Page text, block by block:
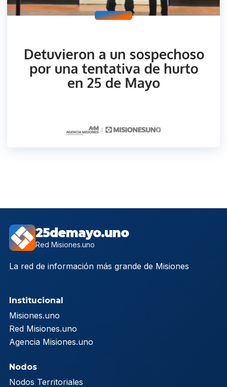
25demayo.uno
Red Misiones.uno
La red de información más grande de Misiones
Institucional
Misiones.uno
Red Misiones.uno
Agencia Misiones.uno
Nodos
Nodos Territoriales